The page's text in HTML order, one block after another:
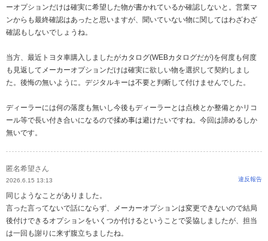
ーオプションだけは確実に希望した物が書かれているか確認しないと。営業マ
ンからも最終確認はあったと思いますが、聞いていない物に関してはわざわざ
確認もしないでしょうね。
当方、最近トヨタ車購入しましたがカタログ(WEBカタログだが)を何度も何度
も見返してメーカーオプションだけは確実に欲しい物を選択して契約しまし
た。後悔の無いように。デジタルキーは不要と判断して付けませんでした。
ディーラーには何の落度も無いし今後もディーラーとは点検とか整備とかリコ
ール等で長い付き合いになるので揉め事は避けたいですね。今回は諦めるしか
無いです。
匿名希望さん
2026.6.15 13:13 違反報告
同じようなことがありました。
言った言ってないで話にならず、メーカーオプションは変更できないので結局
後付けできるオプションをいくつか付けるということで妥協しましたが、担当
は一回も謝りに来ず腹立ちましたね。